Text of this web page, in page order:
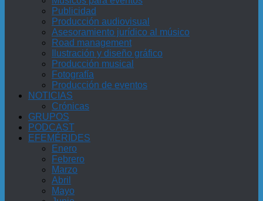
Publicidad
Producción audiovisual
Asesoramiento jurídico al músico
Road management
Ilustración y diseño gráfico
Producción musical
Fotografía
Producción de eventos
NOTICIAS
Crónicas
GRUPOS
PODCAST
EFEMÉRIDES
Enero
Febrero
Marzo
Abril
Mayo